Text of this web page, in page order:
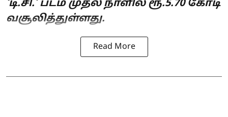
‘டி.சி.’ படம் முதல் நாளில் ரூ.5.70 கோடி
வசூலித்துள்ளது.
Read More